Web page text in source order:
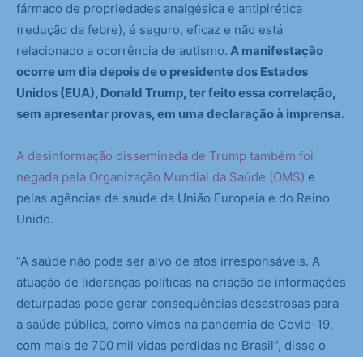
fármaco de propriedades analgésica e antipirética
(redução da febre), é seguro, eficaz e não está
relacionado a ocorrência de autismo. A manifestação
ocorre um dia depois de o presidente dos Estados
Unidos (EUA), Donald Trump, ter feito essa correlação,
sem apresentar provas, em uma declaração à imprensa.
A desinformação disseminada de Trump também foi
negada pela Organização Mundial da Saúde (OMS) e
pelas agências de saúde da União Europeia e do Reino
Unido.
“A saúde não pode ser alvo de atos irresponsáveis. A
atuação de lideranças políticas na criação de informações
deturpadas pode gerar consequências desastrosas para
a saúde pública, como vimos na pandemia de Covid-19,
com mais de 700 mil vidas perdidas no Brasil”, disse o